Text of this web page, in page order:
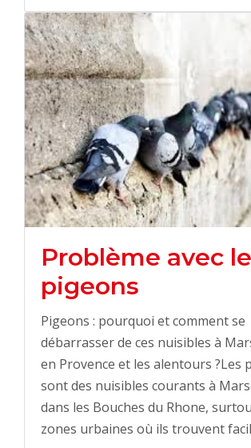
Problème avec
pigeons
Pigeons : pourquoi et comment se
débarrasser de ces nuisibles à
en Provence et les alentours ?Les
sont des nuisibles courants à
dans les Bouches du Rhone,
zones urbaines où ils trouvent